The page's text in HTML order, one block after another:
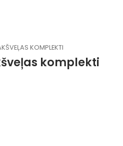
KOMPLEKTI
komplekti